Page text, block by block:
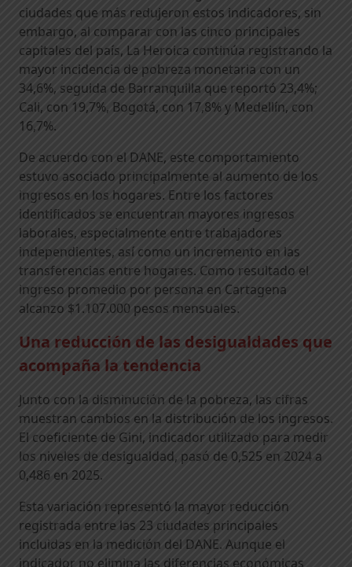
ciudades que más redujeron estos indicadores, sin
embargo, al comparar con las cinco principales
capitales del país, La Heroica continúa registrando la
mayor incidencia de pobreza monetaria con un
34,6%, seguida de Barranquilla que reportó 23,4%;
Cali, con 19,7%, Bogotá, con 17,8% y Medellín, con
16,7%.
De acuerdo con el DANE, este comportamiento
estuvo asociado principalmente al aumento de los
ingresos en los hogares. Entre los factores
identificados se encuentran mayores ingresos
laborales, especialmente entre trabajadores
independientes, así como un incremento en las
transferencias entre hogares. Como resultado el
ingreso promedio por persona en Cartagena
alcanzo $1.107.000 pesos mensuales.
Una reducción de las desigualdades que
acompaña la tendencia
Junto con la disminución de la pobreza, las cifras
muestran cambios en la distribución de los ingresos.
El coeficiente de Gini, indicador utilizado para medir
los niveles de desigualdad, pasó de 0,525 en 2024 a
0,486 en 2025.
Esta variación representó la mayor reducción
registrada entre las 23 ciudades principales
incluidas en la medición del DANE. Aunque el
indicador no elimina las diferencias económicas